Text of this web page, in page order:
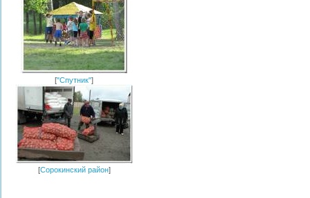
["Спутник"]
[Сорокинский район]